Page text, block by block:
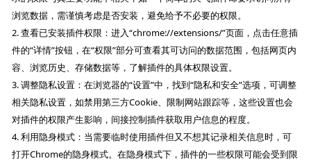
浏览数据，需谨慎考虑是否安装，避免给予不必要的权限。
2. 查看已安装插件权限：进入“chrome://extensions/”页面，点击任意插
件的“详情”按钮，在“权限”部分可查看其可访问的数据范围，包括网页内
容、浏览历史、存储数据等，了解插件的具体权限设置。
3. 调整隐私设置：在浏览器的“设置”中，找到“隐私和安全”选项，可调整
相关隐私设置，如禁用第三方Cookie、限制网站跟踪等，这些设置也会
对插件的权限产生影响，间接控制插件获取用户信息的程度。
4. 利用隐身模式：当需要临时使用插件但又不想其记录相关信息时，可
打开Chrome的隐身模式。在隐身模式下，插件的一些权限可能会受到限